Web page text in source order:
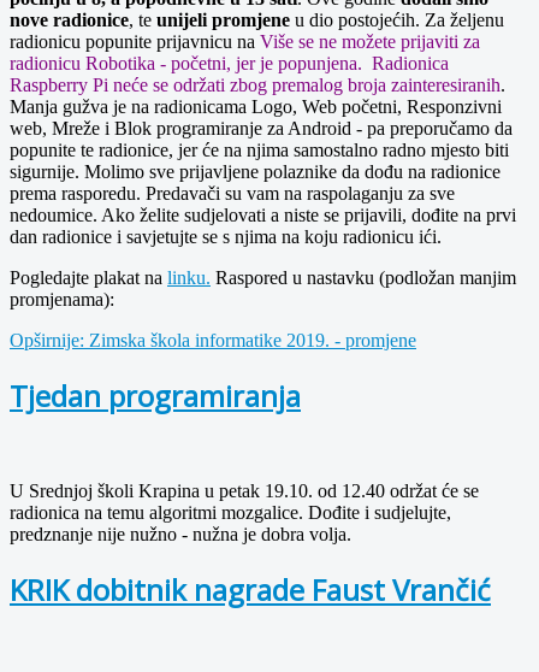
nove radionice, te unijeli promjene u dio postojećih. Za željenu
radionicu popunite prijavnicu na Više se ne možete prijaviti za
radionicu Robotika - početni, jer je popunjena. Radionica
Raspberry Pi neće se održati zbog premalog broja zainteresiranih.
Manja gužva je na radionicama Logo, Web početni, Responzivni
web, Mreže i Blok programiranje za Android - pa preporučamo da
popunite te radionice, jer će na njima samostalno radno mjesto biti
sigurnije. Molimo sve prijavljene polaznike da dođu na radionice
prema rasporedu. Predavači su vam na raspolaganju za sve
nedoumice. Ako želite sudjelovati a niste se prijavili, dođite na prvi
dan radionice i savjetujte se s njima na koju radionicu ići.
Pogledajte plakat na linku. Raspored u nastavku (podložan manjim
promjenama):
Opširnije: Zimska škola informatike 2019. - promjene
Tjedan programiranja
U Srednjoj školi Krapina u petak 19.10. od 12.40 održat će se
radionica na temu algoritmi mozgalice. Dođite i sudjelujte,
predznanje nije nužno - nužna je dobra volja.
KRIK dobitnik nagrade Faust Vrančić